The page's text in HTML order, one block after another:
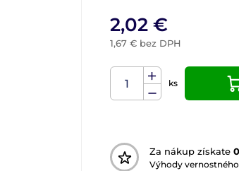
2,02 €
1,67 € bez DPH
ks
Za nákup získate
Výhody